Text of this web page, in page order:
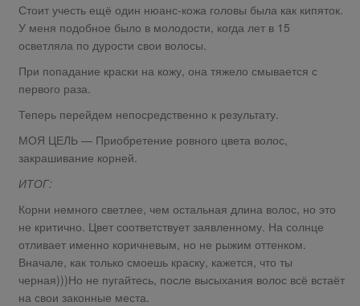
Стоит учесть ещё один нюанс-кожа головы была как кипяток.
У меня подобное было в молодости, когда лет в 15
осветляла по дурости свои волосы.
При попадание краски на кожу, она тяжело смывается с
первого раза.
Теперь перейдем непосредственно к результату.
МОЯ ЦЕЛЬ — Приобретение ровного цвета волос,
закрашивание корней.
ИТОГ:
Корни немного светлее, чем остальная длина волос, но это
не критично. Цвет соответствует заявленному. На солнце
отливает именно коричневым, но не рыжим оттенком.
Вначале, как только смоешь краску, кажется, что ты
черная)))Но не пугайтесь, после высыхания волос всё встаёт
на свои законные места.